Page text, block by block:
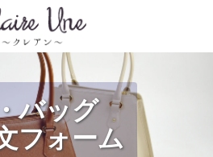
バッグ
フォーム